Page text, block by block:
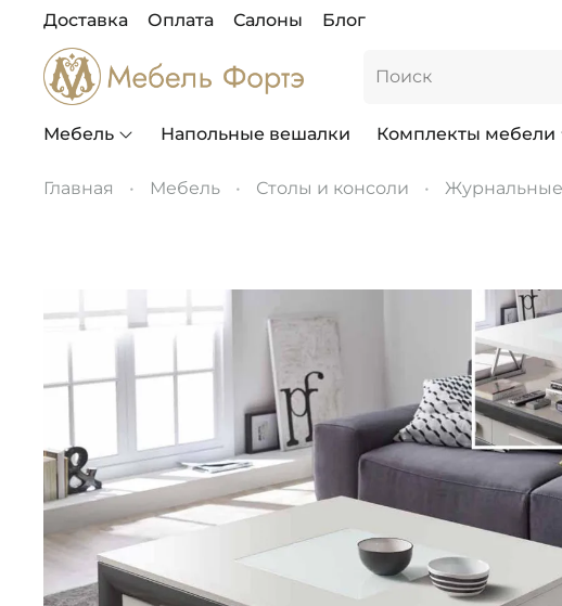
Доставка Оплата Салоны Блог
Мебель Напольные вешалки Комплекты мебели
Главная Мебель Столы и консоли